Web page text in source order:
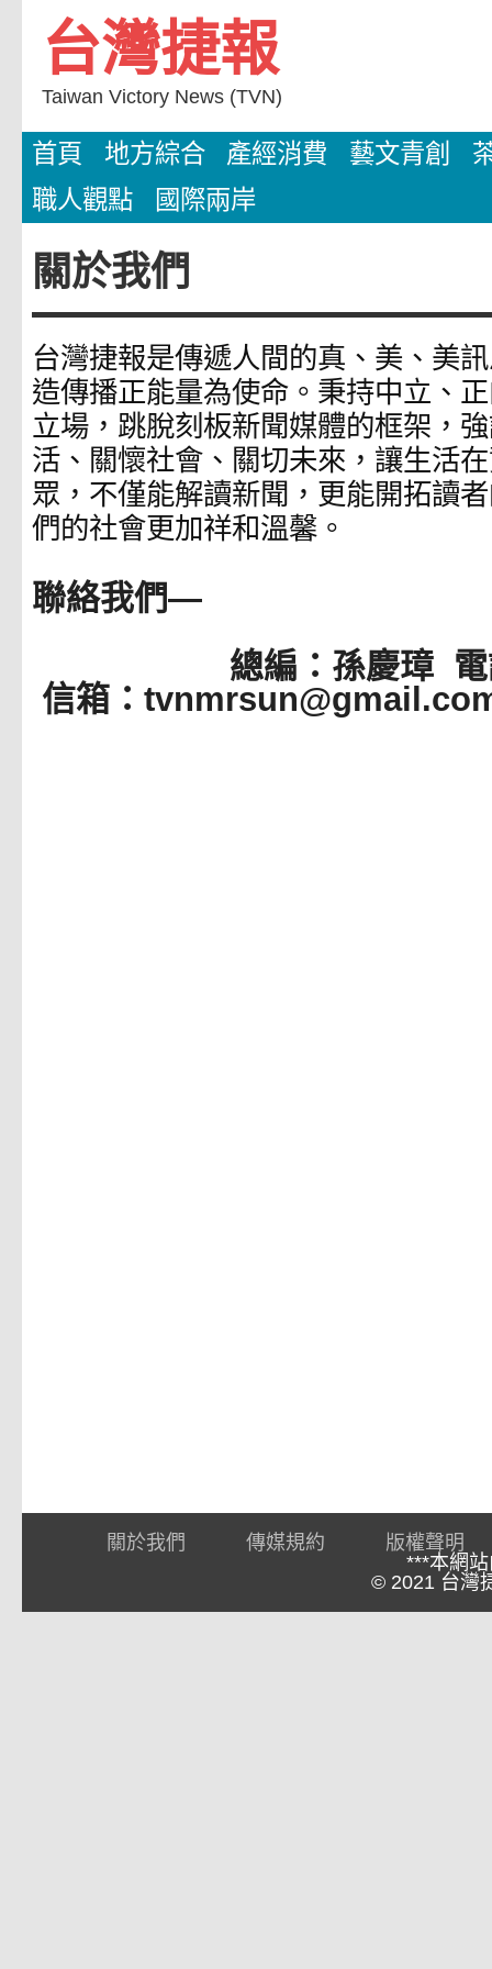
content台灣捷報
Taiwan Victory News (TVN)
首頁 地方綜合 產經消費 藝文青創
職人觀點
國際兩岸
關於我們
台灣捷報是傳遞人間的真、美、美
造傳播正能量為使命。秉持中立、
立場，跳脫刻板新聞媒體的框架，
活、關懷社會、關切未來，讓生活
眾，不僅能解讀新聞，更能開拓讀
們的社會更加祥和溫馨。
聯絡我們—
總編：孫慶璋 電話
信箱：
關於我們 傳媒規約
版權聲明
***本網
© 2021 台灣